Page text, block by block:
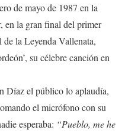
de mayo de 1987 en la
en la gran final del primer
la Leyenda Vallenata,
su célebre canción en
Díaz el público lo aplaudía,
el micrófono con su
esperaba: “Pueblo, me he